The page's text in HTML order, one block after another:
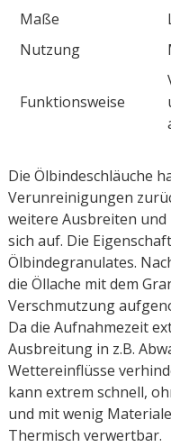
Maße
Nutzung
Funktionsweise
Die Ölbindeschläuche
Verunreinigungen
weitere Ausbreiten und
sich auf. Die
Ölbindegranulates.
die Öllache mit dem
Verschmutzung
Da die Aufnahmezeit
Ausbreitung in z.B.
Wettereinflüsse
kann extrem schnell,
und mit wenig
Thermisch verwertbar.